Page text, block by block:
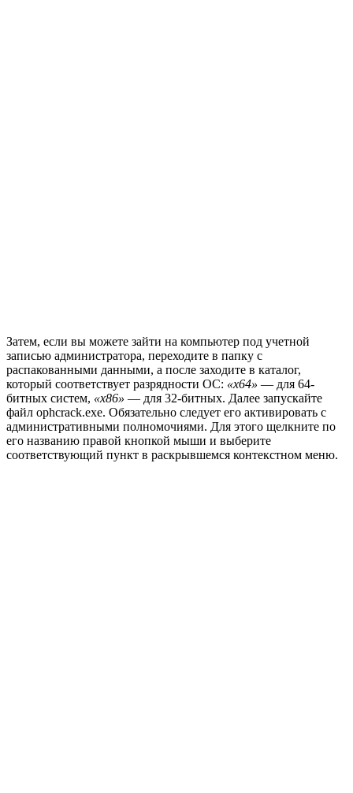
Затем, если вы можете зайти на компьютер под учетной
записью администратора, переходите в папку с
распакованными данными, а после заходите в каталог,
который соответствует разрядности ОС: «x64» — для 64-
битных систем, «x86» — для 32-битных. Далее запускайте
файл ophcrack.exe. Обязательно следует его активировать с
административными полномочиями. Для этого щелкните по
его названию правой кнопкой мыши и выберите
соответствующий пункт в раскрывшемся контекстном меню.